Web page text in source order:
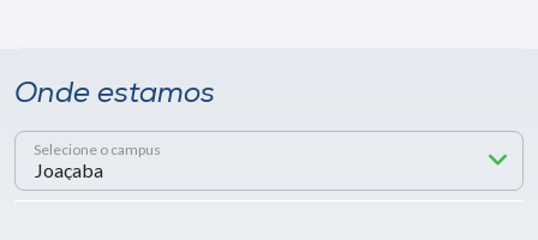
Onde estamos
Selecione o campus